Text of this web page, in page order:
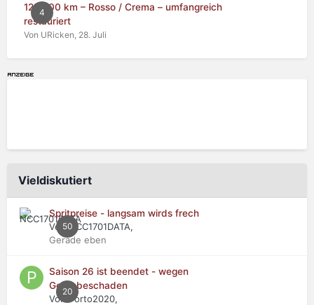
4
125.000 km – Rosso / Crema – umfangreich
restauriert
Von URicken, 28. Juli
Vieldiskutiert
50
Spritpreise - langsam wirds frech
Von NCC1701DATA,
Gerade eben
20
Saison 26 ist beendet - wegen
Getriebeschaden
Von Porto2020,